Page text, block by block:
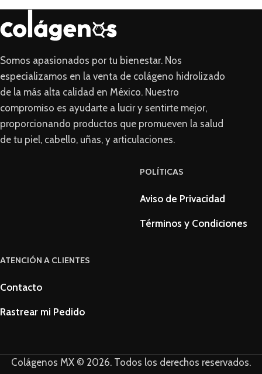
Somos apasionados por tu bienestar. Nos
especializamos en la venta de colágeno hidrolizado
de la más alta calidad en México. Nuestro
compromiso es ayudarte a lucir y sentirte mejor,
proporcionando productos que promueven la salud
de tu piel, cabello, uñas, y articulaciones.
POLÍTICAS
Aviso de Privacidad
Términos y Condiciones
ATENCIÓN A CLIENTES
Contacto
Rastrear mi Pedido
Colágenos MX © 2026. Todos los derechos reservados.